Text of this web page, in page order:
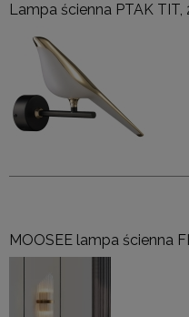
Lampa ścienna PTAK
MOOSEE lampa ścienna